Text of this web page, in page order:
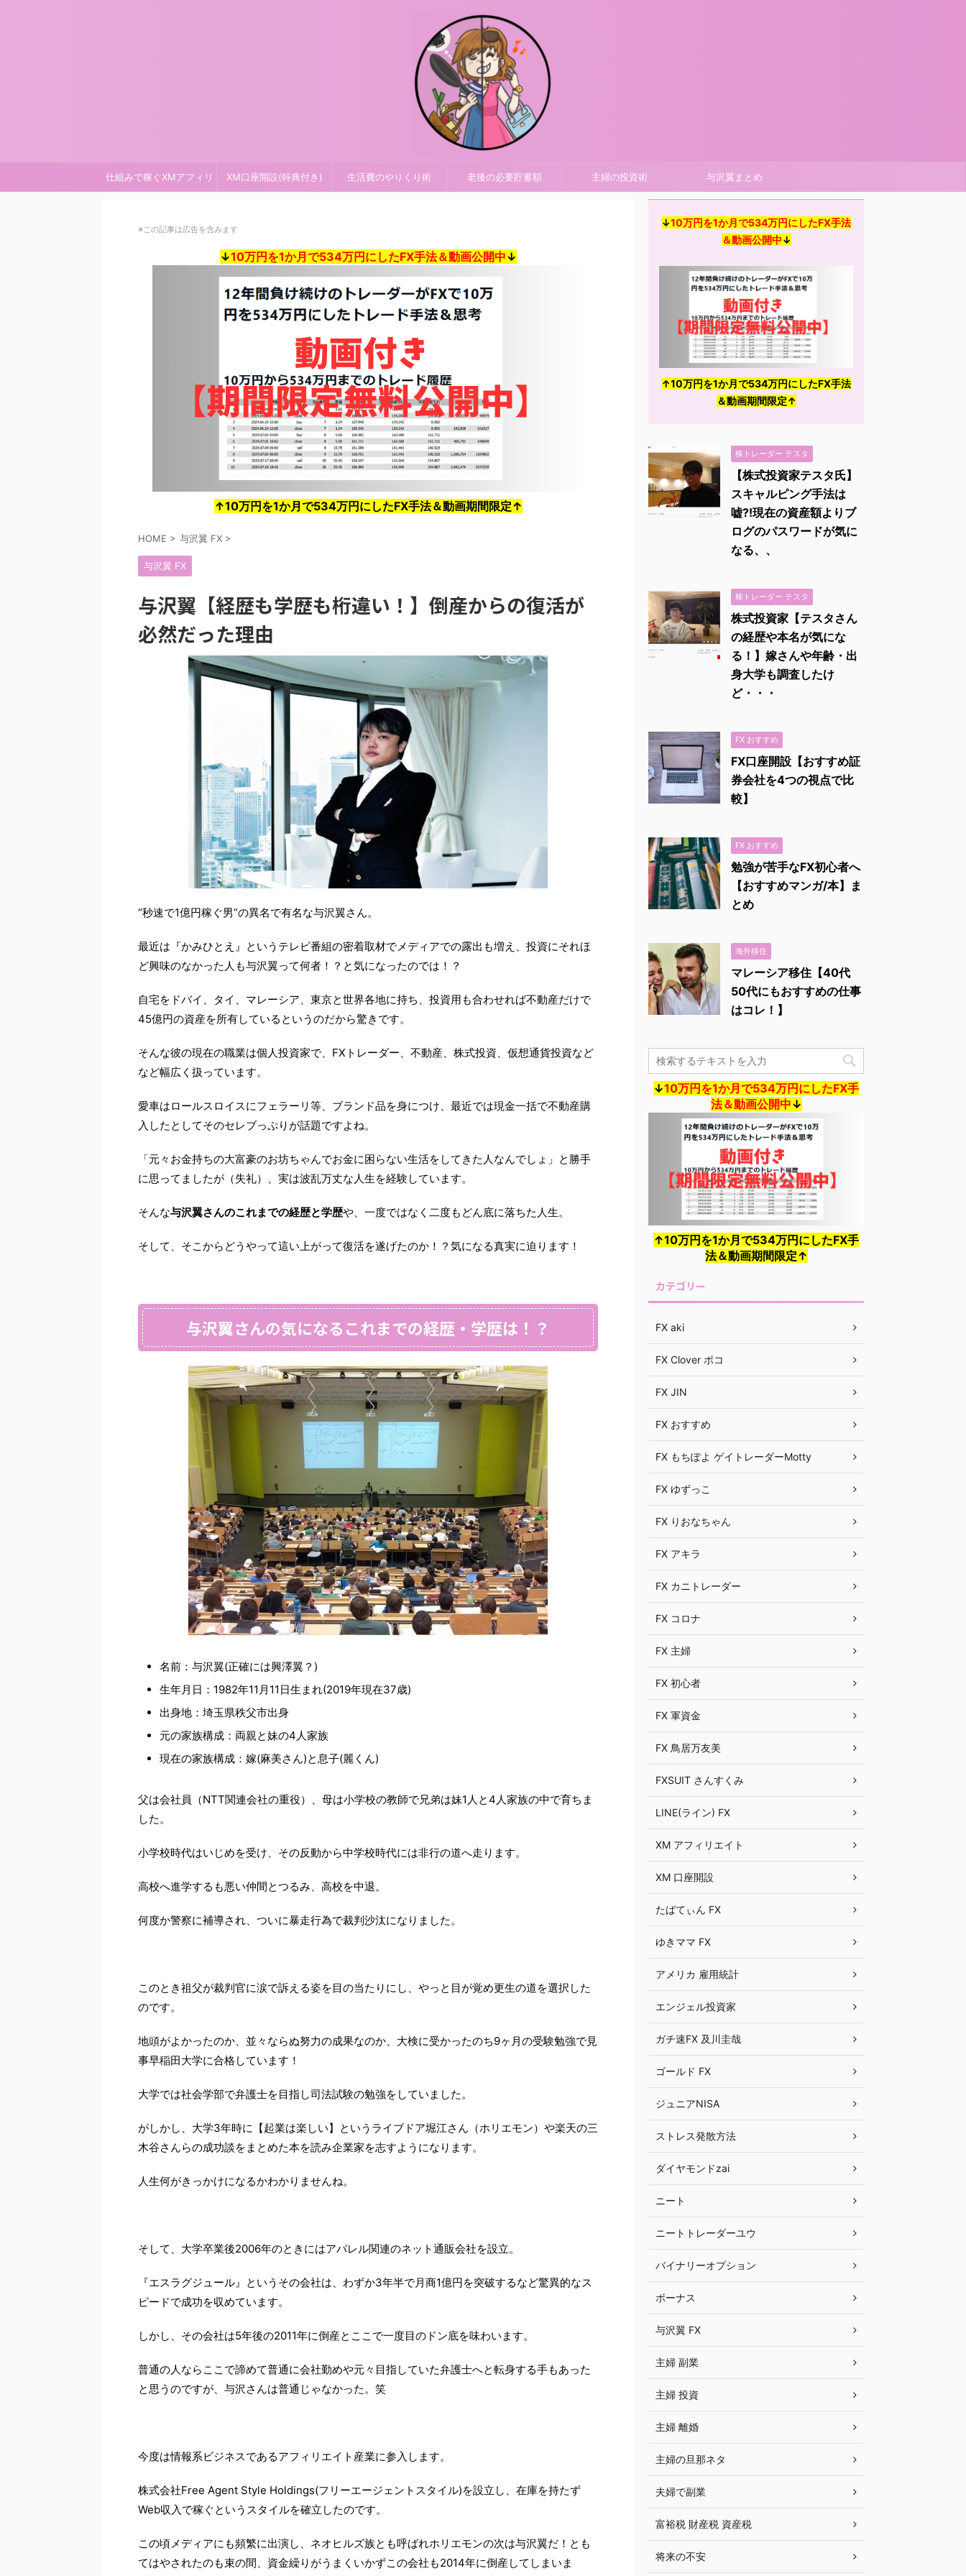
仕組みで稼ぐXMアフィリ XM口座開設(特典付き) 生活費のやりくり術 老後の必要貯蓄額 主婦の投資術 与沢翼まとめ
※この記事は広告を含みます
↓10万円を1か月で534万円にしたFX手法＆動画公開中↓
↑10万円を1か月で534万円にしたFX手法＆動画期間限定↑
HOME > 与沢翼 FX >
与沢翼 FX
与沢翼【経歴も学歴も桁違い！】倒産からの復活が
必然だった理由
“秒速で1億円稼ぐ男”の異名で有名な与沢翼さん。
最近は『かみひとえ』というテレビ番組の密着取材でメディアでの露出も増え、投資にそれほ
ど興味のなかった人も与沢翼って何者！？と気になったのでは！？
自宅をドバイ、タイ、マレーシア、東京と世界各地に持ち、投資用も合わせれば不動産だけで
45億円の資産を所有しているというのだから驚きです。
そんな彼の現在の職業は個人投資家で、FXトレーダー、不動産、株式投資、仮想通貨投資など
など幅広く扱っています。
愛車はロールスロイスにフェラーリ等、ブランド品を身につけ、最近では現金一括で不動産購
入したとしてそのセレブっぷりが話題ですよね。
「元々お金持ちの大富豪のお坊ちゃんでお金に困らない生活をしてきた人なんでしょ」と勝手
に思ってましたが（失礼）、実は波乱万丈な人生を経験しています。
そんな与沢翼さんのこれまでの経歴と学歴や、一度ではなく二度もどん底に落ちた人生。
そして、そこからどうやって這い上がって復活を遂げたのか！？気になる真実に迫ります！
与沢翼さんの気になるこれまでの経歴・学歴は！？
名前：与沢翼(正確には興澤翼？)
生年月日：1982年11月11日生まれ(2019年現在37歳)
出身地：埼玉県秩父市出身
元の家族構成：両親と妹の4人家族
現在の家族構成：嫁(麻美さん)と息子(麗くん)
父は会社員（NTT関連会社の重役）、母は小学校の教師で兄弟は妹1人と4人家族の中で育ちま
した。
小学校時代はいじめを受け、その反動から中学校時代には非行の道へ走ります。
高校へ進学するも悪い仲間とつるみ、高校を中退。
何度か警察に補導され、ついに暴走行為で裁判沙汰になりました。
このとき祖父が裁判官に涙で訴える姿を目の当たりにし、やっと目が覚め更生の道を選択した
のです。
地頭がよかったのか、並々ならぬ努力の成果なのか、大検に受かったのち9ヶ月の受験勉強で見
事早稲田大学に合格しています！
大学では社会学部で弁護士を目指し司法試験の勉強をしていました。
がしかし、大学3年時に【起業は楽しい】というライブドア堀江さん（ホリエモン）や楽天の三
木谷さんらの成功談をまとめた本を読み企業家を志すようになります。
人生何がきっかけになるかわかりませんね。
そして、大学卒業後2006年のときにはアパレル関連のネット通販会社を設立。
『エスラグジュール』というその会社は、わずか3年半で月商1億円を突破するなど驚異的なス
ピードで成功を収めています。
しかし、その会社は5年後の2011年に倒産とここで一度目のドン底を味わいます。
普通の人ならここで諦めて普通に会社勤めや元々目指していた弁護士へと転身する手もあった
と思うのですが、与沢さんは普通じゃなかった。笑
今度は情報系ビジネスであるアフィリエイト産業に参入します。
株式会社Free Agent Style Holdings(フリーエージェントスタイル)を設立し、在庫を持たず
Web収入で稼ぐというスタイルを確立したのです。
この頃メディアにも頻繁に出演し、ネオヒルズ族とも呼ばれホリエモンの次は与沢翼だ！とも
てはやされたのも束の間、資金繰りがうまくいかずこの会社も2014年に倒産してしまいま
↓10万円を1か月で534万円にしたFX手法
＆動画公開中↓
↑10万円を1か月で534万円にしたFX手法
＆動画期間限定↑
株トレーダー テスタ
【株式投資家テスタ氏】
スキャルピング手法は
嘘?!現在の資産額よりブ
ログのパスワードが気に
なる、、
株トレーダー テスタ
株式投資家【テスタさん
の経歴や本名が気にな
る！】嫁さんや年齢・出
身大学も調査したけ
ど・・・
FX おすすめ
FX口座開設【おすすめ証
券会社を4つの視点で比
較】
FX おすすめ
勉強が苦手なFX初心者へ
【おすすめマンガ/本】ま
とめ
海外移住
マレーシア移住【40代
50代にもおすすめの仕事
はコレ！】
↓10万円を1か月で534万円にしたFX手
法＆動画公開中↓
↑10万円を1か月で534万円にしたFX手
法＆動画期間限定↑
カテゴリー
FX aki
FX Clover ポコ
FX JIN
FX おすすめ
FX もちぽよ ゲイトレーダーMotty
FX ゆずっこ
FX りおなちゃん
FX アキラ
FX カニトレーダー
FX コロナ
FX 主婦
FX 初心者
FX 軍資金
FX 鳥居万友美
FXSUIT さんすくみ
LINE(ライン) FX
XM アフィリエイト
XM 口座開設
たばてぃん FX
ゆきママ FX
アメリカ 雇用統計
エンジェル投資家
ガチ速FX 及川圭哉
ゴールド FX
ジュニアNISA
ストレス発散方法
ダイヤモンドzai
ニート
ニートトレーダーユウ
バイナリーオプション
ボーナス
与沢翼 FX
主婦 副業
主婦 投資
主婦 離婚
主婦の旦那ネタ
夫婦で副業
富裕税 財産税 資産税
将来の不安